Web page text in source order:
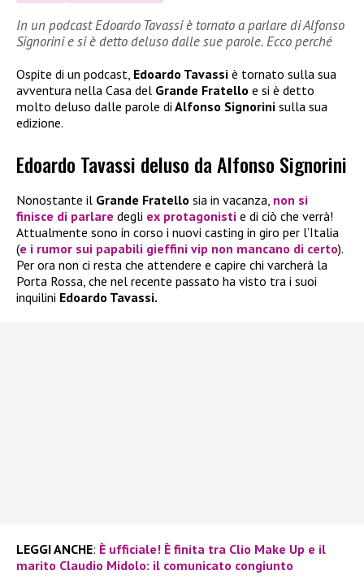
In un podcast Edoardo Tavassi è tornato a parlare di Alfonso
Signorini e si è detto deluso dalle sue parole. Ecco perché
Ospite di un podcast, Edoardo Tavassi è tornato sulla sua
avventura nella Casa del Grande Fratello e si è detto
molto deluso dalle parole di Alfonso Signorini sulla sua
edizione.
Edoardo Tavassi deluso da Alfonso Signorini
Nonostante il Grande Fratello sia in vacanza, non si
finisce di parlare degli ex protagonisti e di ciò che verrà!
Attualmente sono in corso i nuovi casting in giro per l’Italia
(e i rumor sui papabili gieffini vip non mancano di certo).
Per ora non ci resta che attendere e capire chi varcherà la
Porta Rossa, che nel recente passato ha visto tra i suoi
inquilini Edoardo Tavassi.
LEGGI ANCHE: È ufficiale! È finita tra Clio Make Up e il
marito Claudio Midolo: il comunicato congiunto